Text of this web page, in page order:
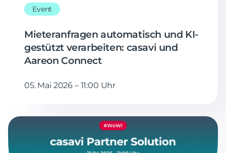
Event
Mieteranfragen automatisch und KI-
gestützt verarbeiten: casavi und
Aareon Connect
05. Mai 2026 – 11:00 Uhr